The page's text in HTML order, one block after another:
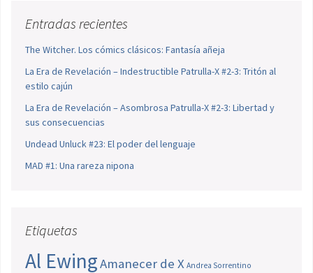
Entradas recientes
The Witcher. Los cómics clásicos: Fantasía añeja
La Era de Revelación – Indestructible Patrulla-X #2-3: Tritón al
estilo cajún
La Era de Revelación – Asombrosa Patrulla-X #2-3: Libertad y
sus consecuencias
Undead Unluck #23: El poder del lenguaje
MAD #1: Una rareza nipona
Etiquetas
Al EwingAmanecer de X Andrea Sorrentino